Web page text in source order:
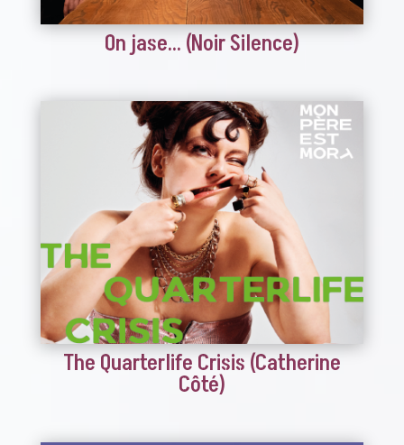
On jase… (Noir Silence)
The Quarterlife Crisis (Catherine
Côté)